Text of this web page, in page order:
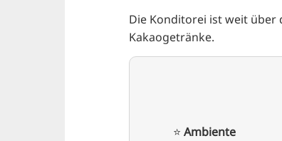
Die Konditorei ist weit
Kakaogetränke.
⭐️ Ambiente